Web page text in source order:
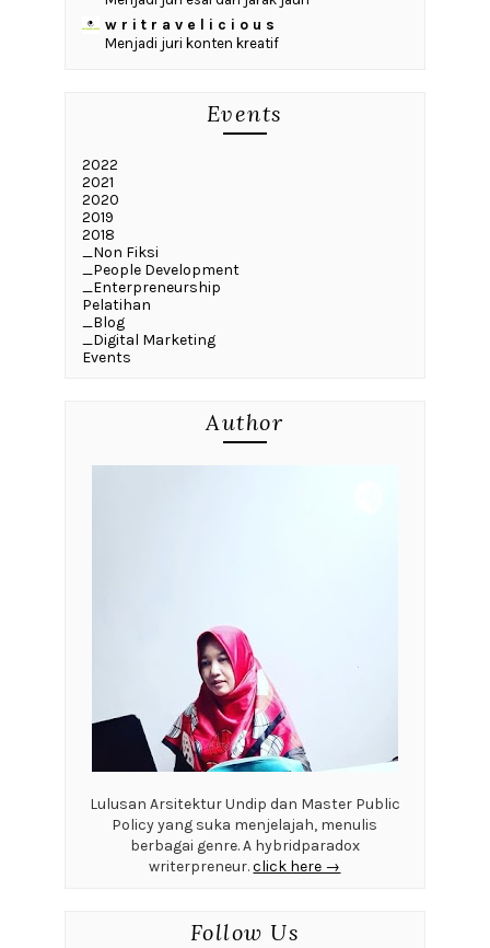
w r i t r a v e l i c i o u s
Menjadi juri konten kreatif
Events
2022
2021
2020
2019
2018
_Non Fiksi
_People Development
_Enterpreneurship
Pelatihan
_Blog
_Digital Marketing
Events
Author
Lulusan Arsitektur Undip dan Master Public
Policy yang suka menjelajah, menulis
berbagai genre. A hybridparadox
writerpreneur.click here →
Follow Us